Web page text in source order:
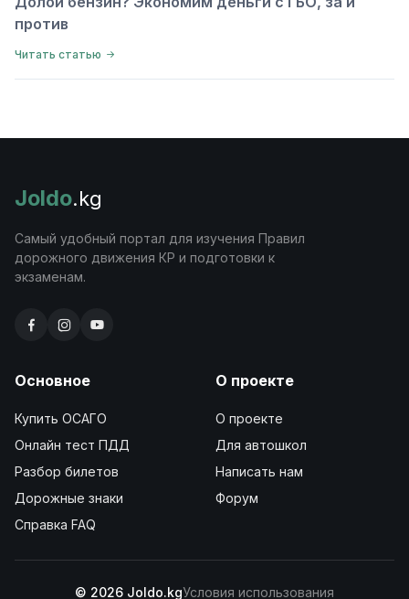
против
Читать статью
Joldo.kg
Самый удобный портал для изучения Правил
дорожного движения КР и подготовки к
экзаменам.
Основное
Купить ОСАГО
Онлайн тест ПДД
Разбор билетов
Дорожные знаки
Справка FAQ
О проекте
О проекте
Для автошкол
Написать нам
Форум
© 2026 Joldo.kgУсловия использования